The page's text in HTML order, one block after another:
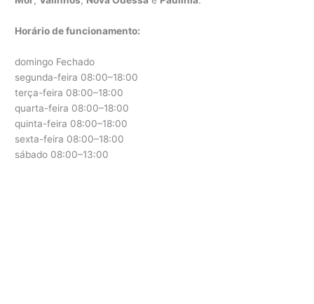
Horário de funcionamento:
domingo Fechado
segunda-feira 08:00–18:00
terça-feira 08:00–18:00
quarta-feira 08:00–18:00
quinta-feira 08:00–18:00
sexta-feira 08:00–18:00
sábado 08:00–13:00